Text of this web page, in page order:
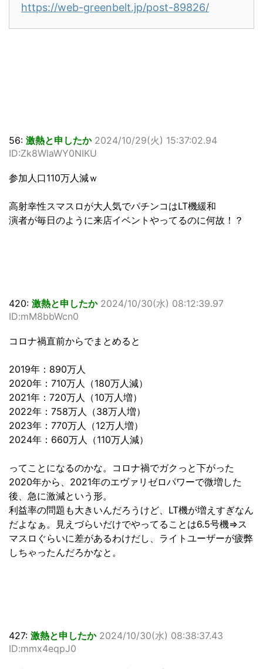
https://web-greenbelt.jp/post-89826/
56: 激熱と申したか 2024/10/29(火) 15:37:02.94
ID:Zk8WlaWY0NIKU
参加人口110万人減ｗ
高射幸性スマスロが大人気でパチンコはLT機緩和
演者が毎日のように来店イベントやってるのに何故！？
420: 激熱と申したか 2024/10/30(水) 08:12:39.97
ID:mM8bbWcn0
コロナ禍直前からでまとめると
2019年：890万人
2020年：710万人（180万人減）
2021年：720万人（10万人増）
2022年：758万人（38万人増）
2023年：770万人（12万人増）
2024年：660万人（110万人減）
ってことになるのかな。コロナ禍でガクっと下がった
2020年から、2021年のエヴァリゼロパワーで微増した
後、急に激減という形。
利益率の問題も大きいんだろうけど、LT機が増えすぎなん
だよなぁ。見えづらいだけでやってることは6.5号機⇒ス
マスロぐらいに差があるわけだし、ライトユーザーが疲弊
しちゃったんだろかなと。
427: 激熱と申したか 2024/10/30(水) 08:38:37.43
ID:mmx4eqpJ0